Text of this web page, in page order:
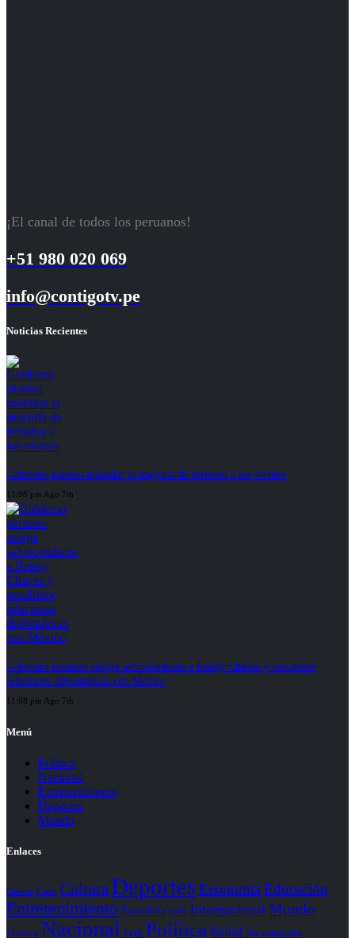
¡El canal de todos los peruanos!
+51 980 020 069
info@contigotv.pe
Noticias Recientes
Gobierno plantea trasladar la mayoría de feriados a los viernes
11:08 pm Ago 7th
Gobierno peruano otorga salvoconducto a Betssy Chávez y restablece
relaciones diplomáticas con México
11:08 pm Ago 7th
Menú
Política
Nacional
Entretenimiento
Deportes
Mundo
Enlaces
Ciencia Cine Cultura DeportesEconomía Educación
Entretenimiento Farándula Gear Internacional Mundo
Música Nacional Perú Política Salud Sin categoría